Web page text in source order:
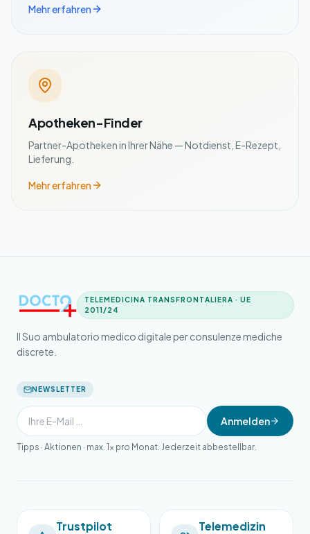
Mehr erfahren
Apotheken-Finder
Partner-Apotheken in Ihrer Nähe — Notdienst, E-Rezept,
Lieferung.
Mehr erfahren
TELEMEDICINA TRANSFRONTALIERA · UE
2011/24
Il Suo ambulatorio medico digitale per consulenze mediche
discrete.
NEWSLETTER
Anmelden
Tipps · Aktionen · max. 1× pro Monat. Jederzeit abbestellbar.
Trustpilot Telemedizin